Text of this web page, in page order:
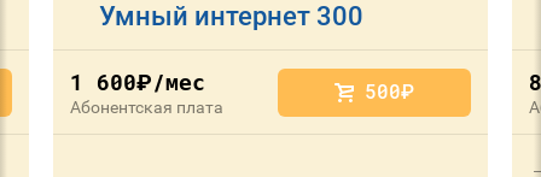
Умный интернет 300
1 600руб./мес
Абонентская плата
500руб.